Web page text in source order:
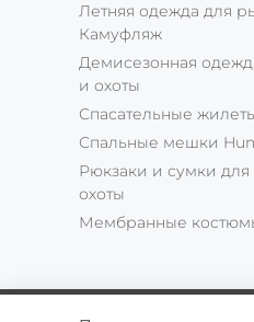
Летняя одежда для
Камуфляж
Демисезонная
и охоты
Спасательные
Спальные мешки
Рюкзаки и сумки
охоты
Мембранные